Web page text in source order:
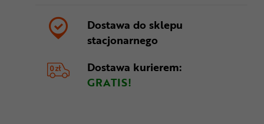
Dostawa do sklepu
stacjonarnego
Dostawa kurierem:
GRATIS!